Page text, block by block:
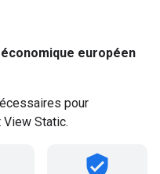
européen
pour
Static.
verified_user